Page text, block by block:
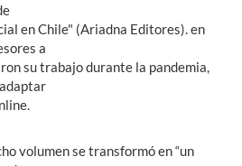
en Chile" (Ariadna Editores). en
a
su trabajo durante la pandemia,
volumen se transformó en “un